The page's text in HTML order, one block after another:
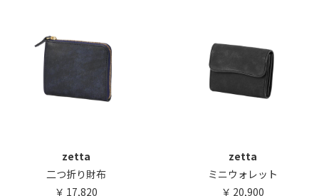
zetta
二つ折り財布
17,820
zetta
ミニウォレット
20,900